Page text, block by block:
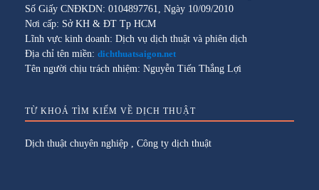
Số Giấy CNĐKDN: 0104897761, Ngày 10/09/2010
Nơi cấp: Sở KH & ĐT Tp HCM
Lĩnh vực kinh doanh: Dịch vụ dịch thuật và phiên dịch
Địa chỉ tên miền: dichthuatsaigon.net
Tên người chịu trách nhiệm: Nguyễn Tiến Thắng Lợi
TỪ KHOÁ TÌM KIẾM VỀ DỊCH THUẬT
Dịch thuật chuyên nghiệp Công ty dịch thuật